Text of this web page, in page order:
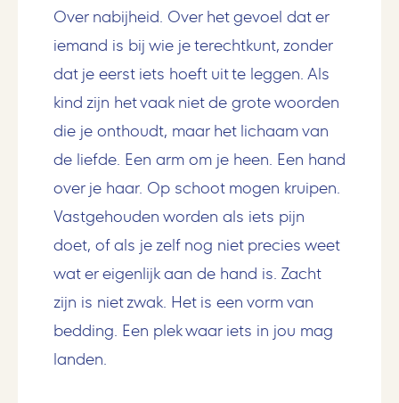
Over nabijheid. Over het gevoel dat er
iemand is bij wie je terechtkunt, zonder
dat je eerst iets hoeft uit te leggen. Als
kind zijn het vaak niet de grote woorden
die je onthoudt, maar het lichaam van
de liefde. Een arm om je heen. Een hand
over je haar. Op schoot mogen kruipen.
Vastgehouden worden als iets pijn
doet, of als je zelf nog niet precies weet
wat er eigenlijk aan de hand is. Zacht
zijn is niet zwak. Het is een vorm van
bedding. Een plek waar iets in jou mag
landen.